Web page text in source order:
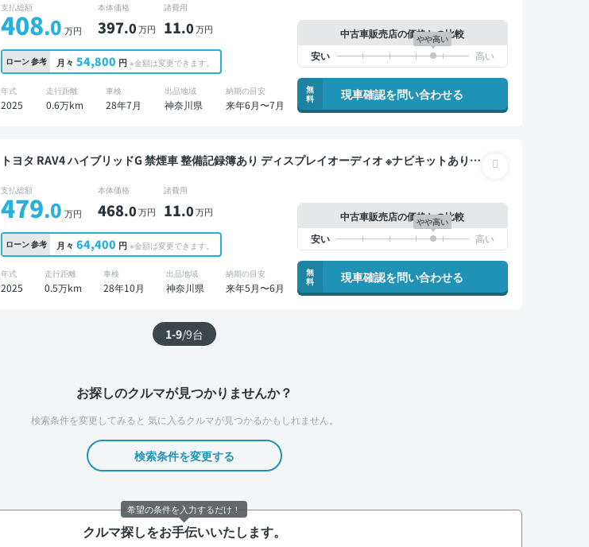
支払総額
408.0 万円
本体価格
397.0万円
諸費用
11.0万円
ローン参考 月々 54,800 円 ※金額は変更できます。
年式
2025
走行距離
0.6万km
車検
28年7月
出品地域
神奈川県
納期の目安
来年6月〜7月
中古車販売店の価格との比較
やや高い
無
料
現車確認を問い合わせる
トヨタ RAV4 ハイブリッドG 禁煙車 整備記録簿あり ディスプレイオーディオ ※ナビキットあり
ター 全方位カメラ ドライブレコーダー 衝突軽減
支払総額
479.0 万円
本体価格
468.0万円
諸費用
11.0万円
ローン参考 月々 64,400 円 ※金額は変更できます。
年式
2025
走行距離
0.5万km
車検
28年10月
出品地域
神奈川県
納期の目安
来年5月〜6月
中古車販売店の価格との比較
やや高い
無
料
現車確認を問い合わせる
1-9/9台
お探しのクルマが見つかりませんか？
検索条件を変更してみると 気に入るクルマが見つかるかもしれません。
検索条件を変更する
クルマ探しをお手伝いいたします。
希望の条件を入力するだけ！